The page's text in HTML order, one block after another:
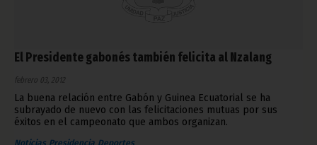
El Presidente gabonés también felicita al Nzalang
febrero 03, 2012
La buena relación entre Gabón y Guinea Ecuatorial se ha
subrayado de nuevo con las felicitaciones mutuas por sus
éxitos en el campeonato que ambos organizan.